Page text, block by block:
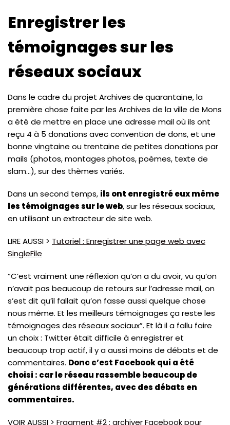
Enregistrer les
témoignages sur les
réseaux sociaux
Dans le cadre du projet Archives de quarantaine, la
première chose faite par les Archives de la ville de Mons
a été de mettre en place une adresse mail où ils ont
reçu 4 à 5 donations avec convention de dons, et une
bonne vingtaine ou trentaine de petites donations par
mails (photos, montages photos, poèmes, texte de
slam…), sur des thèmes variés.
Dans un second temps, ils ont enregistré eux même
les témoignages sur le web, sur les réseaux sociaux,
en utilisant un extracteur de site web.
LIRE AUSSI > Tutoriel : Enregistrer une page web avec
SingleFile
“C’est vraiment une réflexion qu’on a du avoir, vu qu’on
n’avait pas beaucoup de retours sur l’adresse mail, on
s’est dit qu’il fallait qu’on fasse aussi quelque chose
nous même. Et les meilleurs témoignages ça reste les
témoignages des réseaux sociaux”. Et là il a fallu faire
un choix : Twitter était difficile à enregistrer et
beaucoup trop actif, il y a aussi moins de débats et de
commentaires. Donc c’est Facebook qui a été
choisi : car le réseau rassemble beaucoup de
générations différentes, avec des débats en
commentaires.
VOIR AUSSI > Fragment #2 : archiver Facebook pour